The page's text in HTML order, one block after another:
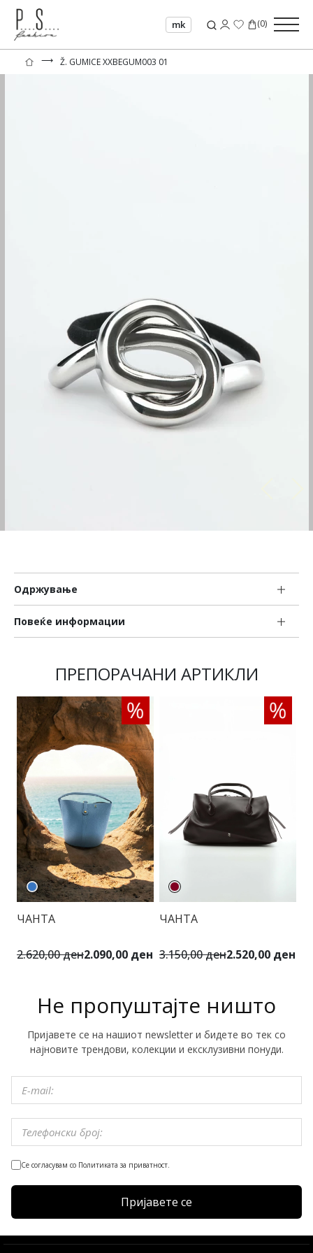
mk (0)
⟶ Ž. GUMICE XXBEGUM003 01
Одржување
Повеќе информации
ПРЕПОРАЧАНИ АРТИКЛИ
ЧАНТА
2.620,00 ден2.090,00 ден
ЧАНТА
3.150,00 ден2.520,00 ден
Не пропуштајте ништо
Пријавете се на нашиот newsletter и бидете во тек со
најновите трендови, колекции и ексклузивни понуди.
Се согласувам со Политиката за приватност.
Пријавете се